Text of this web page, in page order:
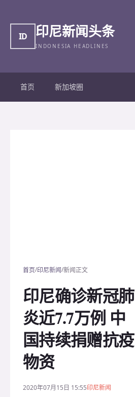
ID 印尼新闻头条
INDONESIA HEADLINES
首页 新加坡圈
首页/印尼新闻/新闻正文
印尼确诊新冠肺
炎近7.7万例 中
国持续捐赠抗疫
物资
2020年07月15日 15:55印尼新闻